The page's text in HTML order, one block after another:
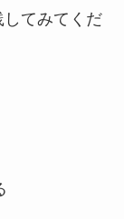
してみてくだ